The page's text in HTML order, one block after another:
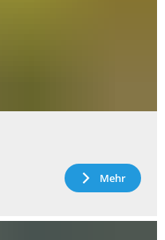
Mehr